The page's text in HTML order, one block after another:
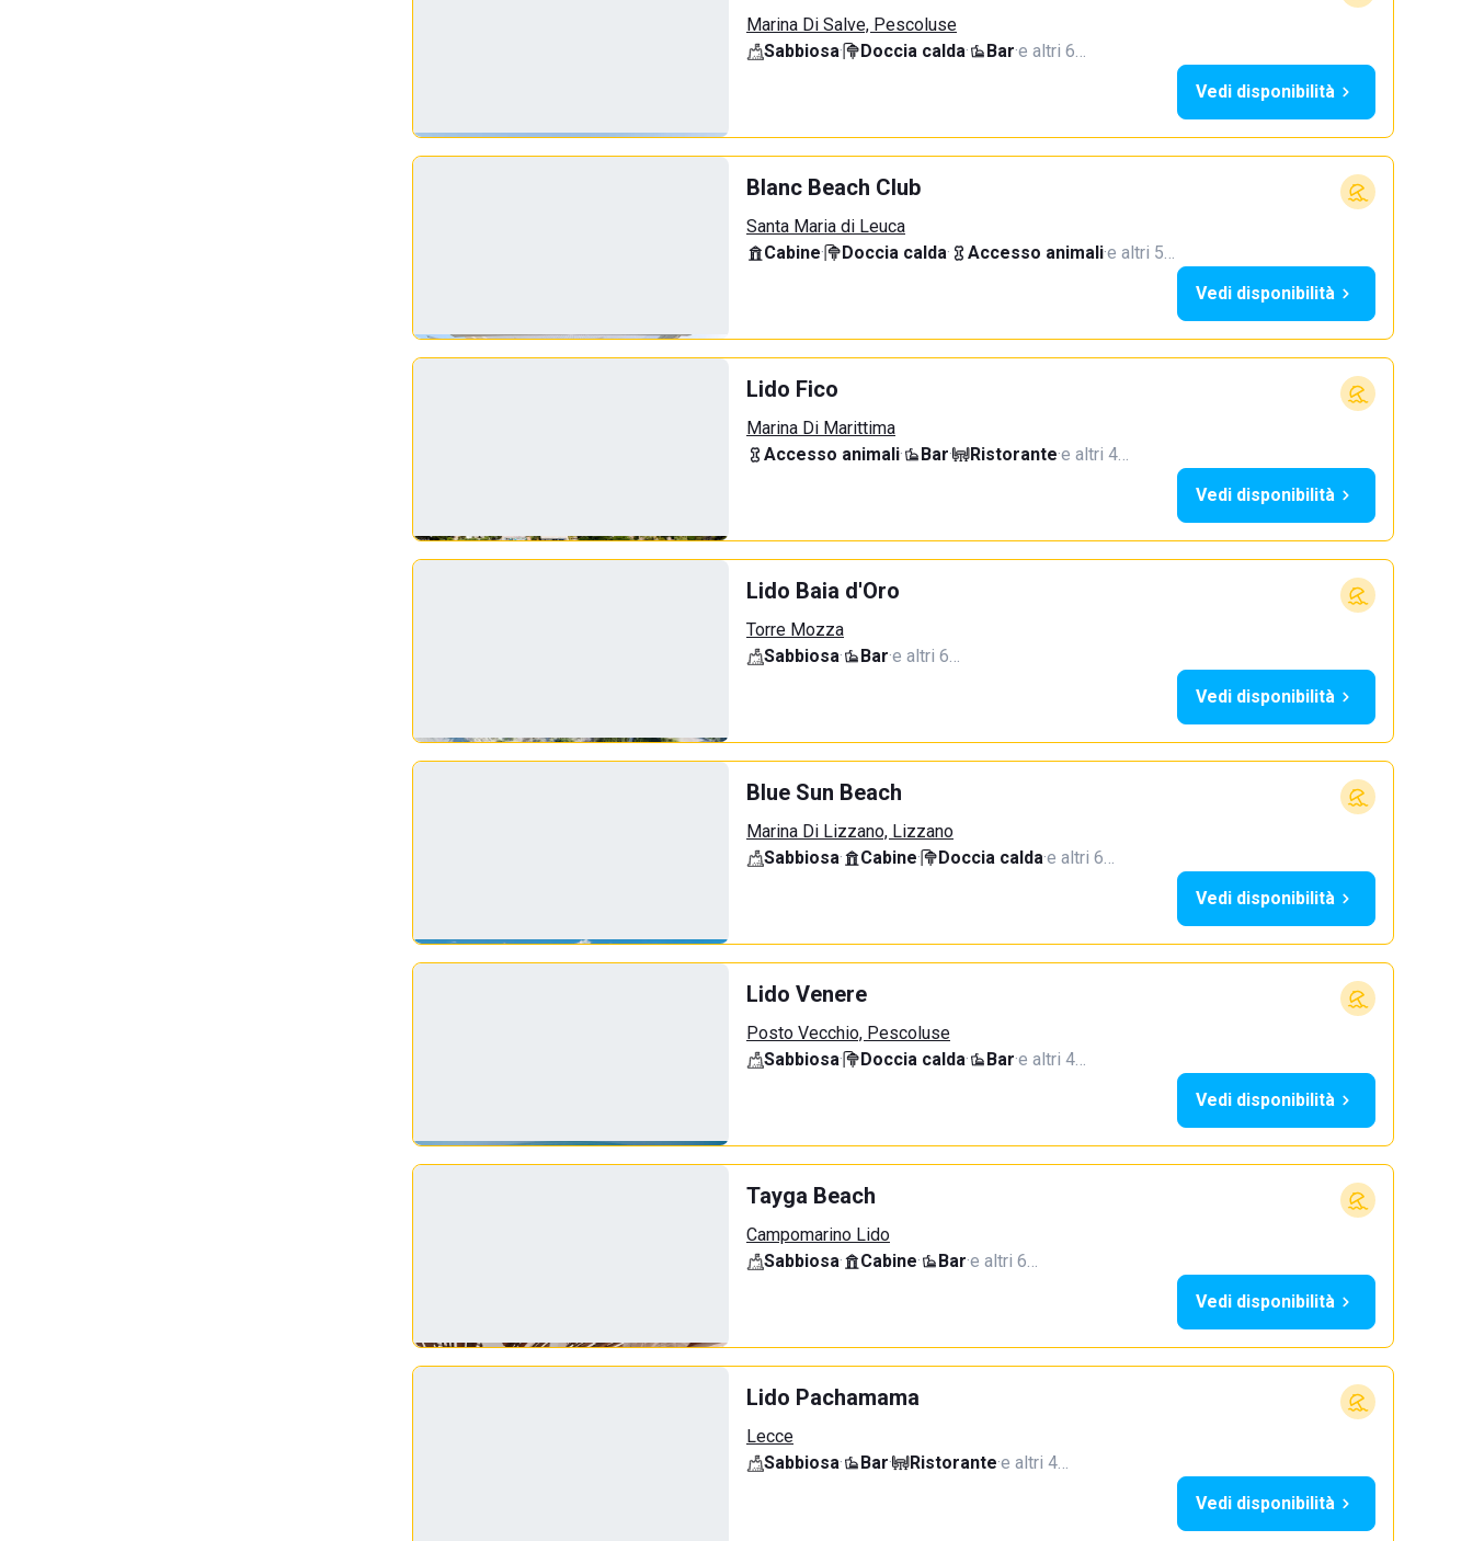
Marina Di Salve, Pescoluse
Sabbiosa· Doccia calda· Bar·e altri 6…
Vedi disponibilità
Blanc Beach Club
Santa Maria di Leuca
Cabine· Doccia calda· Accesso animali·e altri 5…
Vedi disponibilità
Lido Fico
Marina Di Marittima
Accesso animali· Bar· Ristorante·e altri 4…
Vedi disponibilità
Lido Baia d'Oro
Torre Mozza
Sabbiosa· Bar·e altri 6…
Vedi disponibilità
Blue Sun Beach
Marina Di Lizzano, Lizzano
Sabbiosa· Cabine· Doccia calda·e altri 6…
Vedi disponibilità
Lido Venere
Posto Vecchio, Pescoluse
Sabbiosa· Doccia calda· Bar·e altri 4…
Vedi disponibilità
Tayga Beach
Campomarino Lido
Sabbiosa· Cabine· Bar·e altri 6…
Vedi disponibilità
Lido Pachamama
Lecce
Sabbiosa· Bar· Ristorante·e altri 4…
Vedi disponibilità